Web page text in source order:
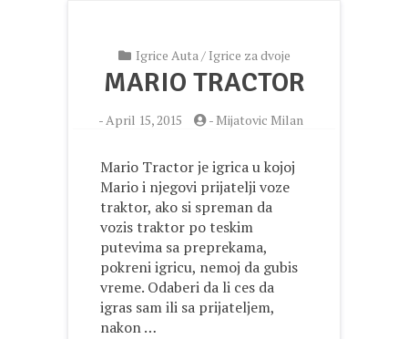
Igrice Auta/ Igrice za dvoje
MARIO TRACTOR
-April 15, 2015 - Mijatovic Milan
Mario Tractor je igrica u kojoj
Mario i njegovi prijatelji voze
traktor, ako si spreman da
vozis traktor po teskim
putevima sa preprekama,
pokreni igricu, nemoj da gubis
vreme. Odaberi da li ces da
igras sam ili sa prijateljem,
nakon …